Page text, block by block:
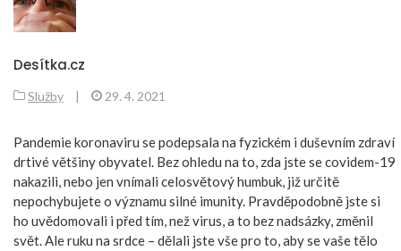
Desítka.cz
Služby | 29. 4. 2021
Pandemie koronaviru se podepsala na fyzickém i duševním zdraví
drtivé většiny obyvatel. Bez ohledu na to, zda jste se covidem-19
nakazili, nebo jen vnímali celosvětový humbuk, již určitě
nepochybujete o významu silné imunity. Pravděpodobně jste si
ho uvědomovali i před tím, než virus, a to bez nadsázky, změnil
svět. Ale ruku na srdce – dělali jste vše pro to, aby se vaše tělo